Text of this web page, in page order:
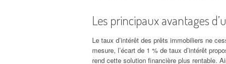
Les principaux avantages
Le taux d’intérêt des prêts immobiliers ne
mesure, l’écart de 1 % de taux d’intérêt
rend cette solution financière plus rentable.